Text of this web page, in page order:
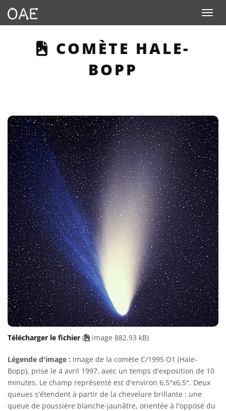
Toggle
THIS PAGE
COMÈTE HALE-
BOPP
Télécharger le fichier ( image 882.93 kB)
Légende d'image : Image de la comète C/1995 O1 (Hale-
Bopp), prise le 4 avril 1997, avec un temps d'exposition de 10
minutes. Le champ représenté est d'environ 6,5°x6,5°. Deux
queues s'étendent à partir de la chevelure brillante : une
queue de poussière blanche-jaunâtre, orientée à l'opposé du